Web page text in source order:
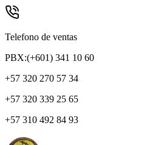
Telefono de ventas
PBX:(+601) 341 10 60
+57 320 270 57 34
+57 320 339 25 65
+57 310 492 84 93